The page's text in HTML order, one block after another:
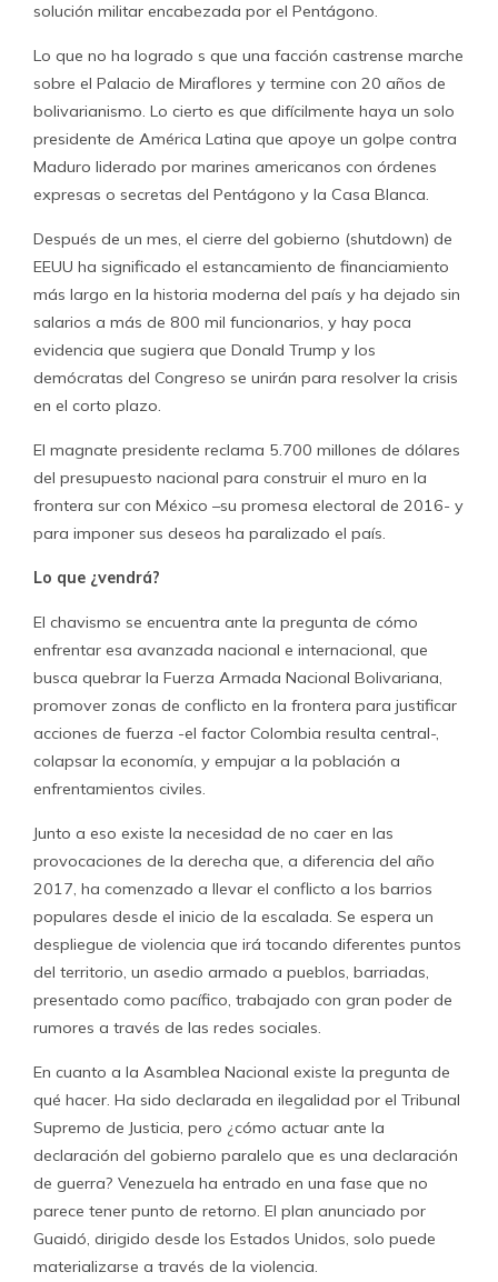
solución militar encabezada por el Pentágono.
Lo que no ha logrado s que una facción castrense marche
sobre el Palacio de Miraflores y termine con 20 años de
bolivarianismo. Lo cierto es que difícilmente haya un solo
presidente de América Latina que apoye un golpe contra
Maduro liderado por marines americanos con órdenes
expresas o secretas del Pentágono y la Casa Blanca.
Después de un mes, el cierre del gobierno (shutdown) de
EEUU ha significado el estancamiento de financiamiento
más largo en la historia moderna del país y ha dejado sin
salarios a más de 800 mil funcionarios, y hay poca
evidencia que sugiera que Donald Trump y los
demócratas del Congreso se unirán para resolver la crisis
en el corto plazo.
El magnate presidente reclama 5.700 millones de dólares
del presupuesto nacional para construir el muro en la
frontera sur con México –su promesa electoral de 2016- y
para imponer sus deseos ha paralizado el país.
Lo que ¿vendrá?
El chavismo se encuentra ante la pregunta de cómo
enfrentar esa avanzada nacional e internacional, que
busca quebrar la Fuerza Armada Nacional Bolivariana,
promover zonas de conflicto en la frontera para justificar
acciones de fuerza -el factor Colombia resulta central-,
colapsar la economía, y empujar a la población a
enfrentamientos civiles.
Junto a eso existe la necesidad de no caer en las
provocaciones de la derecha que, a diferencia del año
2017, ha comenzado a llevar el conflicto a los barrios
populares desde el inicio de la escalada. Se espera un
despliegue de violencia que irá tocando diferentes puntos
del territorio, un asedio armado a pueblos, barriadas,
presentado como pacífico, trabajado con gran poder de
rumores a través de las redes sociales.
En cuanto a la Asamblea Nacional existe la pregunta de
qué hacer. Ha sido declarada en ilegalidad por el Tribunal
Supremo de Justicia, pero ¿cómo actuar ante la
declaración del gobierno paralelo que es una declaración
de guerra? Venezuela ha entrado en una fase que no
parece tener punto de retorno. El plan anunciado por
Guaidó, dirigido desde los Estados Unidos, solo puede
materializarse a través de la violencia.